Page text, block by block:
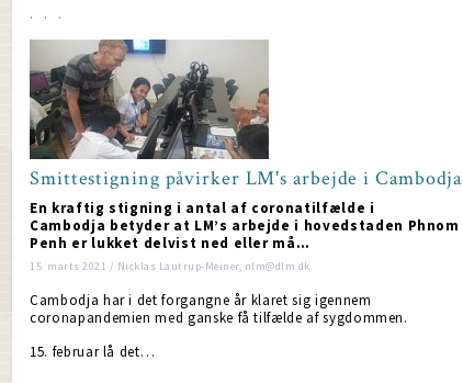
Smittestigning påvirker LM's arbejde i Cambodja
En kraftig stigning i antal af coronatilfælde i
Cambodja betyder at LM’s arbejde i hovedstaden Phnom
Penh er lukket delvist ned eller må…
15. marts 2021 / Nicklas Lautrup-Meiner, nlm@dlm.dk
Cambodja har i det forgangne år klaret sig igennem
coronapandemien med ganske få tilfælde af sygdommen.
15. februar lå det…